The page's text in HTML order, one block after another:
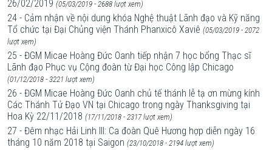
26/02/2019 (05/03/2019 - 2688 lượt xem)
24 - Cảm nhận về nội dung khóa Nghệ thuật Lãnh đạo và Kỹ năng
Tổ chức tại Đại Chủng viện Thánh Phanxicô Xaviê (05/03/2019 - 2072
lượt xem)
25 - ĐGM Micae Hoàng Đức Oanh tiếp nhận 7 học bổng Thạc sĩ
Lãnh đạo Phục vụ Cộng đoàn từ Đại học Công lập Chicago
(01/12/2018 - 3221 lượt xem)
26 - ĐGM Micae Hoàng Đức Oanh chủ tế thánh lễ tạ ơn mừng kính
Các Thánh Tử Đạo VN tại Chicago trong ngày Thanksgiving tại
Hoa Kỳ 22/11/2018 (17/11/2018 - 2317 lượt xem)
27 - Đêm nhạc Hải Linh III: Ca đoàn Quê Hương hợp diễn ngày 16
tháng 10 năm 2018 tại Saigon (23/10/2018 - 2194 lượt xem)